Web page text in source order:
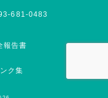
681-0483
報告書
ク集